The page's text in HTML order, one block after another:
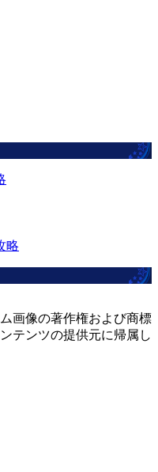
略
画像の著作権および商標
テンツの提供元に帰属し